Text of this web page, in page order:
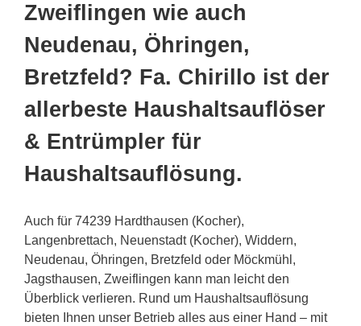
Zweiflingen wie auch
Neudenau, Öhringen,
Bretzfeld? Fa. Chirillo ist der
allerbeste Haushaltsauflöser
& Entrümpler für
Haushaltsauflösung.
Auch für 74239 Hardthausen (Kocher),
Langenbrettach, Neuenstadt (Kocher), Widdern,
Neudenau, Öhringen, Bretzfeld oder Möckmühl,
Jagsthausen, Zweiflingen kann man leicht den
Überblick verlieren. Rund um Haushaltsauflösung
bieten Ihnen unser Betrieb alles aus einer Hand – mit